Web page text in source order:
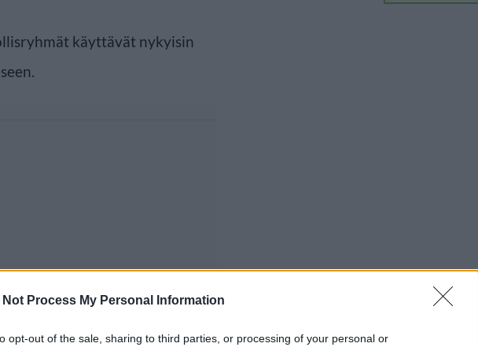
Not Process My Personal Information
opt-out of the sale, sharing to third parties, or processing of your personal or
käyttävät nykyisin